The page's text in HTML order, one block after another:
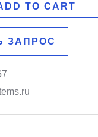
TO CART
ЗАПРОС